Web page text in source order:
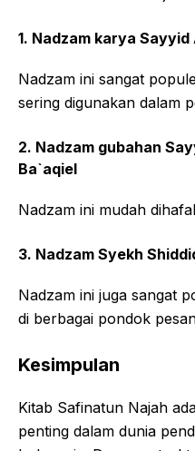
1. Nadzam karya Sayyid
Nadzam ini sangat
sering digunakan dalam
2. Nadzam gubahan
Ba`aqiel
Nadzam ini mudah
3. Nadzam Syekh
Nadzam ini juga sangat
di berbagai pondok
Kesimpulan
Kitab Safinatun Najah
penting dalam dunia